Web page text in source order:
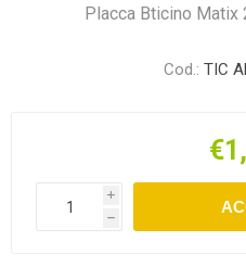
Placca Bticino Matix
Cod.: TIC
i
h